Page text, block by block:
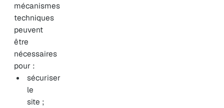
mécanismes
techniques
peuvent
être
nécessaires
pour :
sécuriser
le
site ;